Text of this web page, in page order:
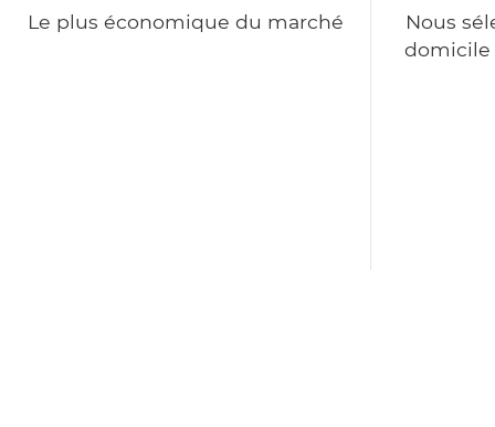
Le plus économique du marché
Nous
domicile